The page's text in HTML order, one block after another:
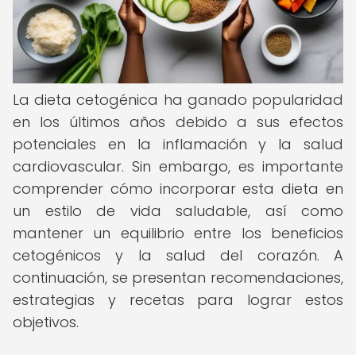
La dieta cetogénica ha ganado popularidad
en los últimos años debido a sus efectos
potenciales en la inflamación y la salud
cardiovascular. Sin embargo, es importante
comprender cómo incorporar esta dieta en
un estilo de vida saludable, así como
mantener un equilibrio entre los beneficios
cetogénicos y la salud del corazón. A
continuación, se presentan recomendaciones,
estrategias y recetas para lograr estos
objetivos.